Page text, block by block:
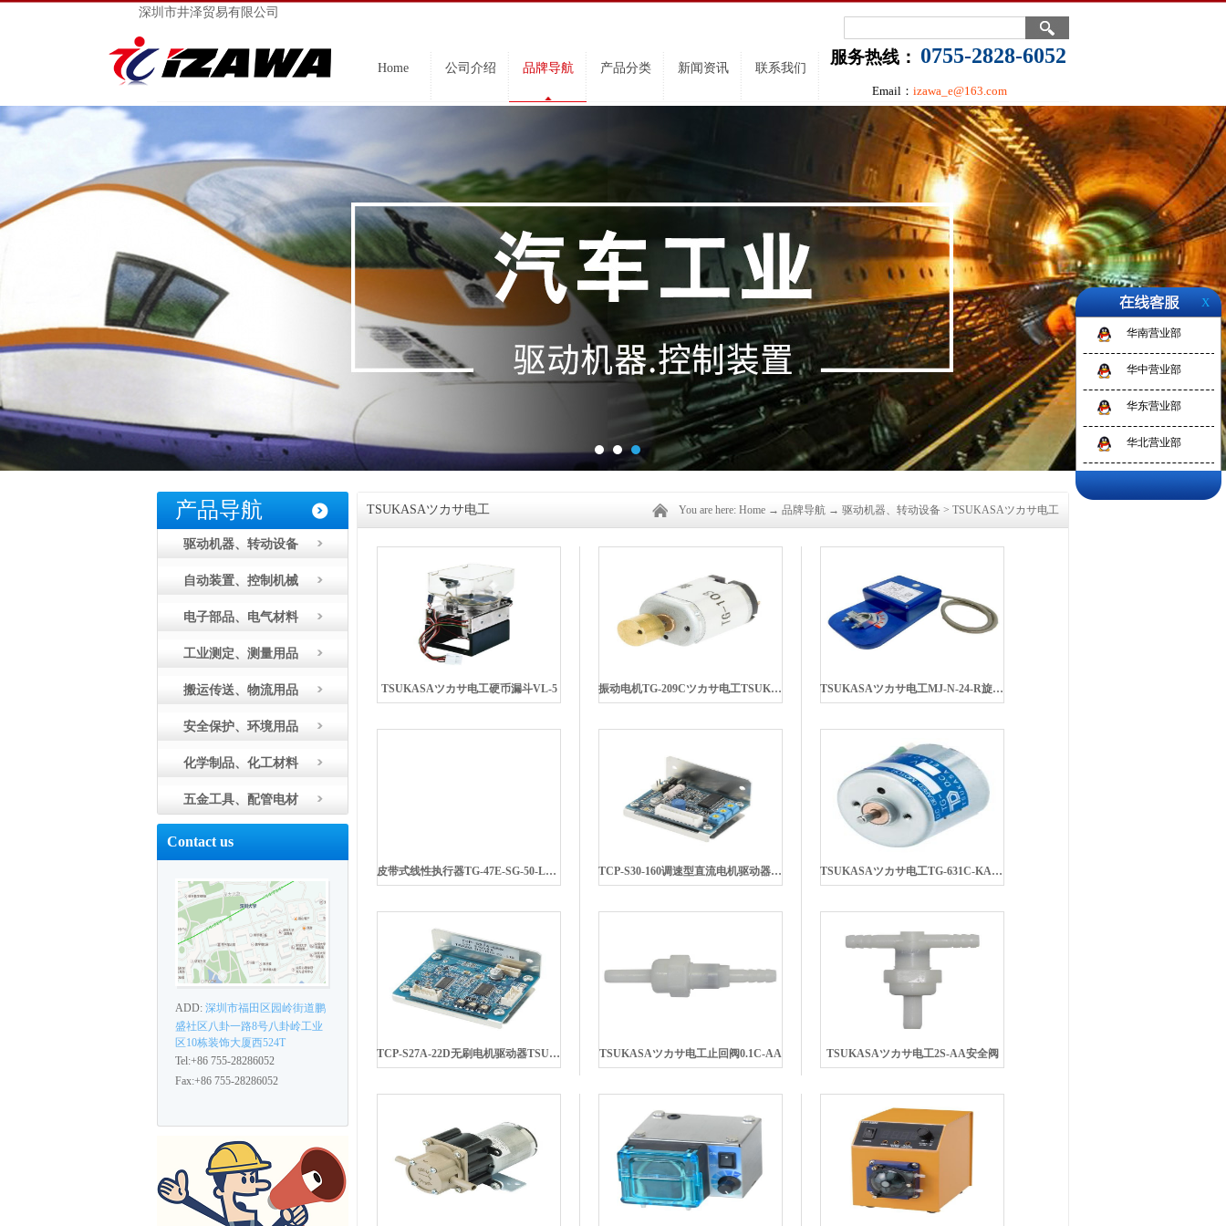
深圳市井泽贸易有限公司
服务热线： 0755-2828-6052
Email： izawa_e@163.com
Home 公司介绍 品牌导航 产品分类 新闻资讯 联系我们
产品导航
驱动机器、转动设备
自动装置、控制机械
电子部品、电气材料
工业测定、测量用品
搬运传送、物流用品
安全保护、环境用品
化学制品、化工材料
五金工具、配管电材
Contact us
ADD: 深圳市福田区园岭街道鹏
盛社区八卦一路8号八卦岭工业
区10栋装饰大厦西524T
Tel:+86 755-28286052
Fax:+86 755-28286052
TSUKASAツカサ电工 You are here: Home → 品牌导航 → 驱动机器、转动设备 > TSUKASAツカサ电工
TSUKASAツカサ电工硬币漏斗VL-5 振动电机TG-209Cツカサ电工TSUKASA TSUKASAツカサ电工MJ-N-24-R旋转执行器
皮带式线性执行器TG-47E-SG-50-LC3-KAツカサ电工TSUKASA TCP-S30-160调速型直流电机驱动器TSUKASAツカサ电工 TSUKASAツカサ电工TG-631C-KA内置无刷电机
TCP-S27A-22D无刷电机驱动器TSUKASAツカサ电工 TSUKASAツカサ电工止回阀0.1C-AA TSUKASAツカサ电工2S-AA安全阀
X
华南营业部
华中营业部
华东营业部
华北营业部